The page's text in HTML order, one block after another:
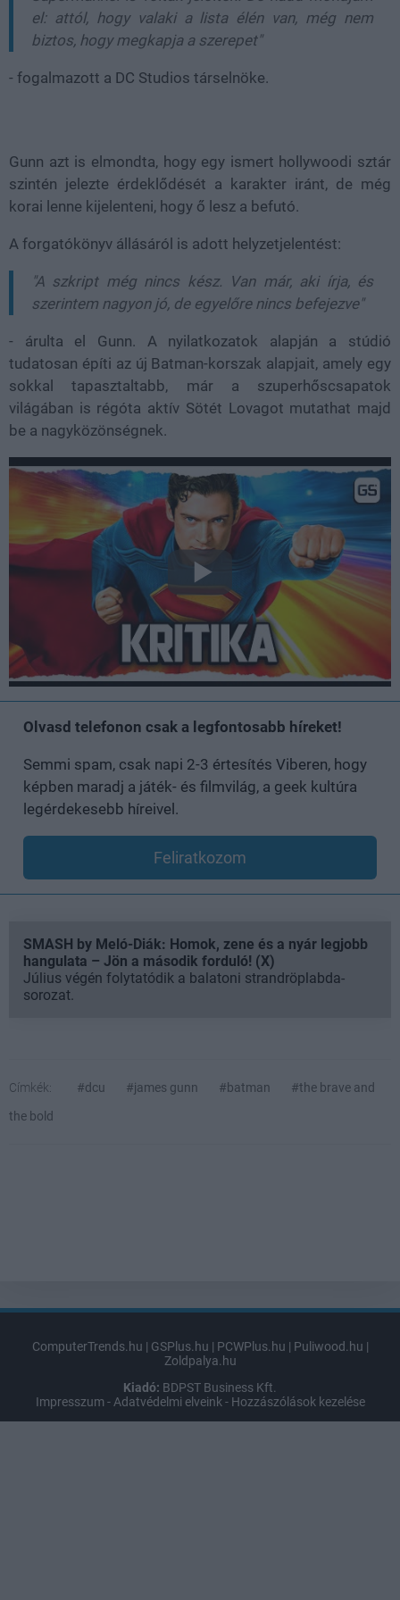
el: attól, hogy valaki a lista élén van, még nem
biztos, hogy megkapja a szerepet"
- fogalmazott a DC Studios társelnöke.
Gunn azt is elmondta, hogy egy ismert hollywoodi sztár
szintén jelezte érdeklődését a karakter iránt, de még
korai lenne kijelenteni, hogy ő lesz a befutó.
A forgatókönyv állásáról is adott helyzetjelentést:
"A szkript még nincs kész. Van már, aki írja, és
szerintem nagyon jó, de egyelőre nincs befejezve"
- árulta el Gunn. A nyilatkozatok alapján a stúdió
tudatosan építi az új Batman-korszak alapjait, amely egy
sokkal tapasztaltabb, már a szuperhőscsapatok
világában is régóta aktív Sötét Lovagot mutathat majd
be a nagyközönségnek.
Olvasd telefonon csak a legfontosabb híreket!
Semmi spam, csak napi 2-3 értesítés Viberen, hogy
képben maradj a játék- és filmvilág, a geek kultúra
legérdekesebb híreivel.
Feliratkozom
SMASH by Meló-Diák: Homok, zene és a nyár legjobb
hangulata – Jön a második forduló! (X)
Július végén folytatódik a balatoni strandröplabda-
sorozat.
Címkék: #dcu #james gunn #batman
#the brave and
the bold
ComputerTrends.hu | GSPlus.hu | PCWPlus.hu | Puliwood.hu |
Zoldpalya.hu
Kiadó: BDPST Business Kft.
Impresszum -Adatvédelmi elveink- Hozzászólások kezelése